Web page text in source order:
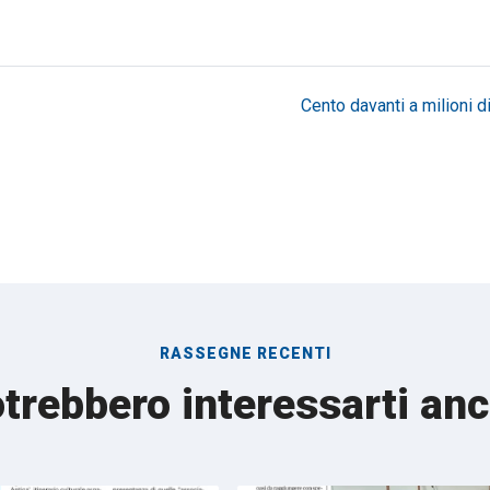
Cento davanti a milioni
RASSEGNE RECENTI
interessarti